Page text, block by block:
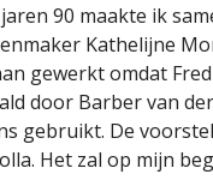
90 maakte ik
Kathelijne
gewerkt omdat
door Barber van
gebruikt. De
Het zal op mijn